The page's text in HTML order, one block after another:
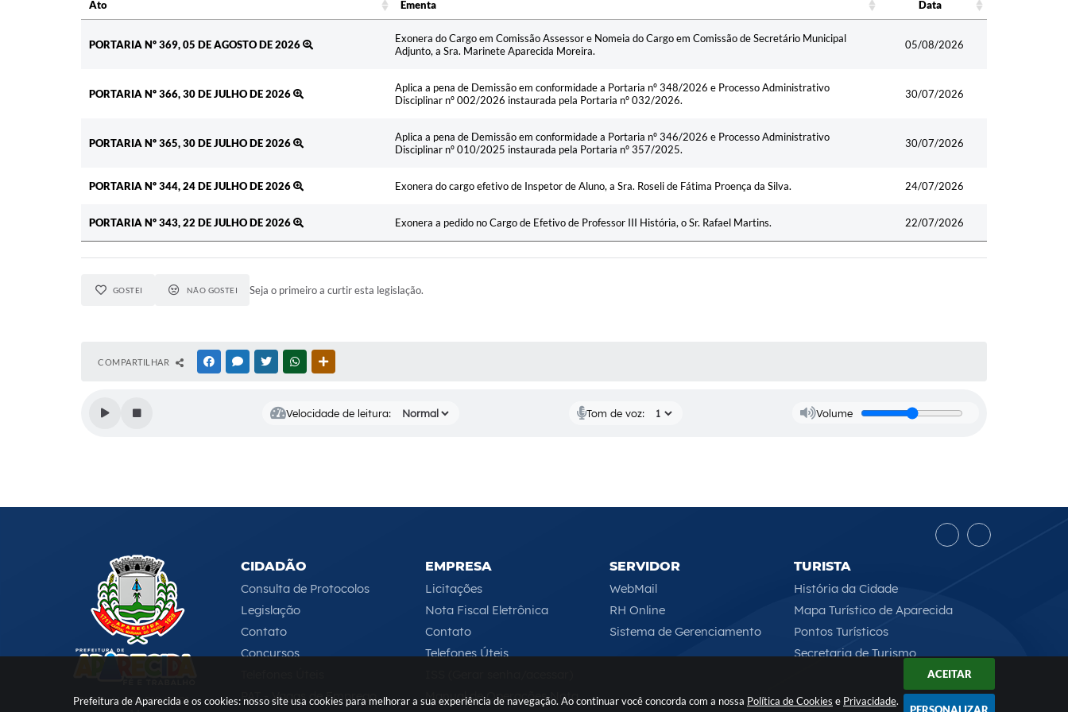
Prefeitura de Aparecida e os cookies: nosso site usa cookies para melhorar a sua experiência de navegação. Ao continuar você concorda com a nossa Política de Cookies e Privacidade.
ACEITAR
Ato Ementa
Data
PORTARIA Nº 369, 05 DE AGOSTO DE 2026
Exonera do Cargo em Comissão Assessor e Nomeia do Cargo em Comissão de Secretário Municipal
Adjunto, a Sra. Marinete Aparecida Moreira.
05/08/2026
PORTARIA Nº 366, 30 DE JULHO DE 2026
Aplica a pena de Demissão em conformidade a Portaria nº 348/2026 e Processo Administrativo
Disciplinar nº 002/2026 instaurada pela Portaria nº 032/2026.
30/07/2026
PORTARIA Nº 365, 30 DE JULHO DE 2026
Aplica a pena de Demissão em conformidade a Portaria nº 346/2026 e Processo Administrativo
Disciplinar nº 010/2025 instaurada pela Portaria nº 357/2025.
30/07/2026
PORTARIA Nº 344, 24 DE JULHO DE 2026 Exonera do cargo efetivo de Inspetor de Aluno, a Sra. Roseli de Fátima Proença da Silva. 24/07/2026
PORTARIA Nº 343, 22 DE JULHO DE 2026 Exonera a pedido no Cargo de Efetivo de Professor III História, o Sr. Rafael Martins. 22/07/2026
GOSTEI NÃO GOSTEI Seja o primeiro a curtir esta legislação.
COMPARTILHAR FACEBOOKMESSENGER
TWITTERWHATSAPP
Velocidade de leitura: Tom de voz: Volume
CNPJ: 46.680.518/0001-
CIDADÃO
Consulta de Protocolos
Legislação
Contato
Concursos
PAT - Vagas de Emprego
EMPRESA
Licitações
Nota Fiscal Eletrônica
Contato
Telefones Úteis
Manual de Operações Nota
SERVIDOR
WebMail
RH Online
Sistema de Gerenciamento
TURISTA
História da Cidade
Mapa Turístico de Aparecida
Pontos Turísticos
Secretaria de Turismo